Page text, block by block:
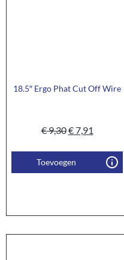
18.5″ Ergo Phat Cut Off Wire
€9,30€7,91
Toevoegen